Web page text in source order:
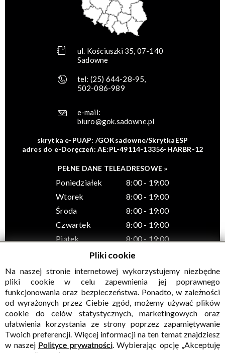
ul. Kościuszki 35, 07-140
Sadowne
tel: (25) 644-28-95,
502-086-989
e-mail:
biuro@gok.sadowne.pl
skrytka e-PUAP: /GOKsadowne/SkrytkaESP
adres do e-Doręczeń: AE:PL-49114-13356-HARBR-12
PEŁNE DANE TELEADRESOWE »
Poniedziałek
8:00 - 19:00
Wtorek
8:00 - 19:00
Środa
8:00 - 19:00
Czwartek
8:00 - 19:00
Piątek
8:00 - 19:00
© Wszelkie prawa zastrzeżone, Gminny Ośrodek Kultury w
Sadownem
Pliki cookie
Na naszej stronie internetowej wykorzystujemy niezbędne
pliki cookie w celu zapewnienia jej poprawnego
funkcjonowania oraz bezpieczeństwa. Ponadto, w zależności
od wyrażonych przez Ciebie zgód, możemy używać plików
cookie do celów statystycznych, marketingowych oraz
ułatwienia korzystania ze strony poprzez zapamiętywanie
Twoich preferencji. Więcej informacji na ten temat znajdziesz
w naszej Polityce prywatności. Wybierając opcję „Akceptuję